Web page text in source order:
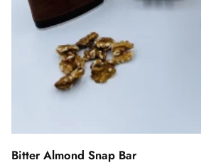
Bitter Almond Snap Bar